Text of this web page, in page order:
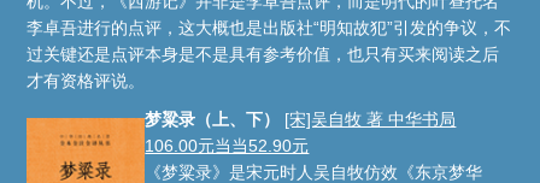
李卓吾进行的点评，这大概也是出版社“明知故犯”引发的争议，不
过关键还是点评本身是不是具有参考价值，也只有买来阅读之后
才有资格评说。
梦粱录（上、下）
[宋]吴自牧 著 中华书局
106.00元当当52.90元
《梦粱录》是宋元时人吴自牧仿效《东京梦华